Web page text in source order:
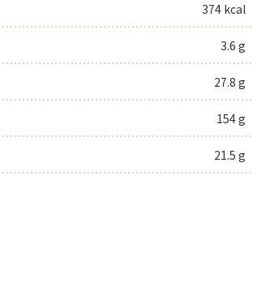
374 kcal
3.6 g
27.8 g
154 g
21.5 g